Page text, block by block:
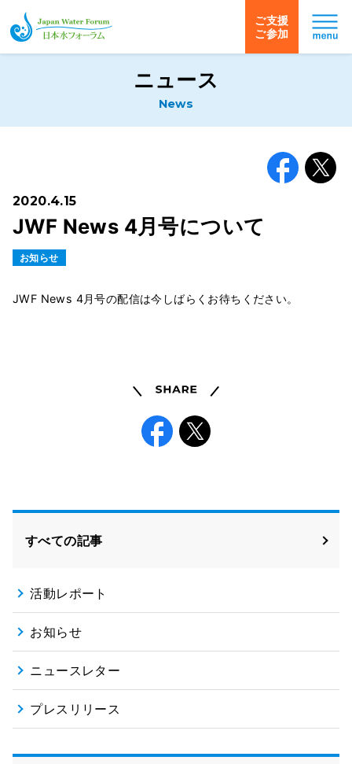
日本水フォーラム
ご支援
ご参加
ニュース
News
2020.4.15
JWF News 4月号について
お知らせ
JWF News 4月号の配信は今しばらくお待ちください。
Share
すべての記事
活動レポート
お知らせ
ニュースレター
プレスリリース